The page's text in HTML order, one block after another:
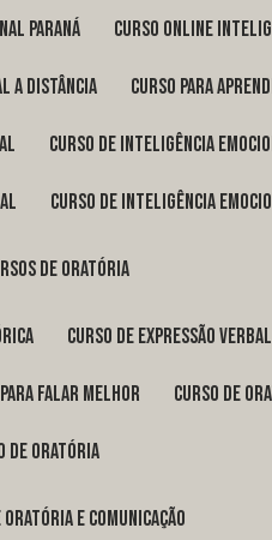
Paraná curso online
a distância curso para
curso de inteligência
curso de inteligência
de oratória
curso de expressão verbal
para falar melhor curso de
de oratória
oratória e comunicação